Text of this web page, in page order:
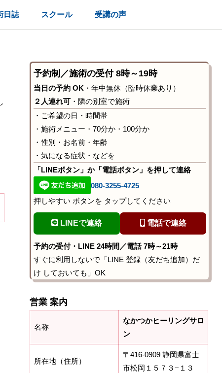
日誌 スクール 受講の声
予約制／施術の受付 8時～19時
当日の予約 OK ・年中無休（臨時休業あり）
２人連れ可 ・隣の別室で施術
・ご希望の日・時間帯
・施術メニュー・70分か・100分か
・性別・お名前・年齢
・気になる症状・などを
「LINEボタン」か「電話ボタン」を押して連絡
080-3255-4725
押しやすい ボタンを タップしてください
LINEで連絡 電話で連絡
予約の受付・LINE 24時間／電話 7時～21時
すぐに利用しないで「LINE 登録（友だち追加）だ
け しておいても」OK
営業 案内
名称
なかつかヒーリングサロ
ン
所在地（住所）
〒416-0909 静岡県富士
市松岡１５７３−１３